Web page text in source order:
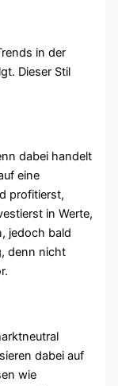
in der
Dieser Stil
dabei handelt
eine
profitierst,
in Werte,
jedoch bald
denn nicht
dabei auf
wie